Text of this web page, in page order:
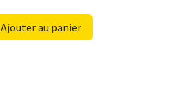
Ajouter au panier